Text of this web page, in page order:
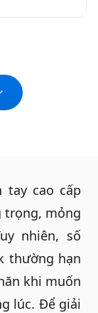
tay cao cấp
trọng, mỏng
nhiên, số
thường hạn
khi muốn
lúc. Để giải